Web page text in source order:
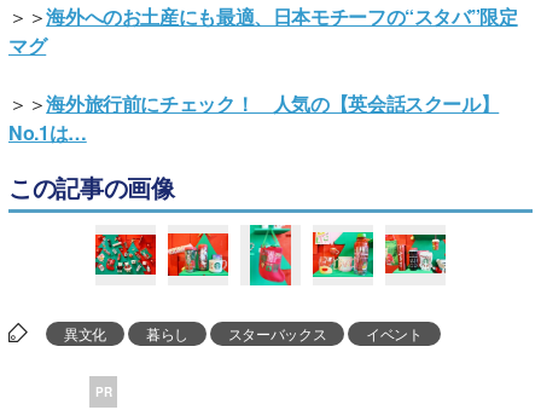
＞＞海外へのお土産にも最適、日本モチーフの“スタバ”限定
マグ
＞＞海外旅行前にチェック！ 人気の【英会話スクール】
No.1は…
この記事の画像
異文化 暮らし スターバックス イベント
PR